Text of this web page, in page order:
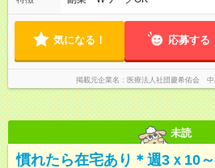
気になる！ 応募する
掲載元企業名 医療法人社団慶希佑会 中
未読
慣れたら在宅あり＊週3ｘ10